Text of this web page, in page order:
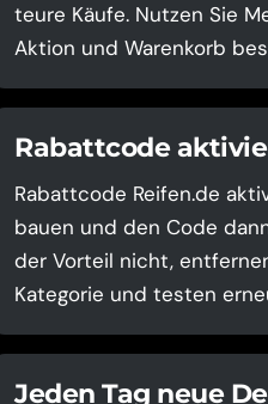
teure Käufe. Nutzen Sie
Aktion und Warenkorb
Rabattcode
Rabattcode Reifen.de
bauen und den Code
der Vorteil nicht,
Kategorie und testen
Jeden Tag neue